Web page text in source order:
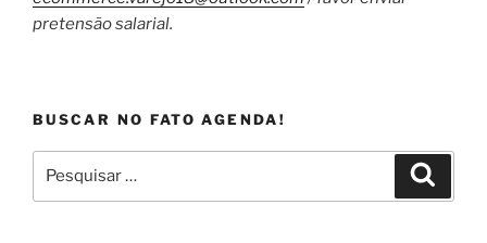
pretensão salarial.
BUSCAR NO FATO AGENDA!
por: